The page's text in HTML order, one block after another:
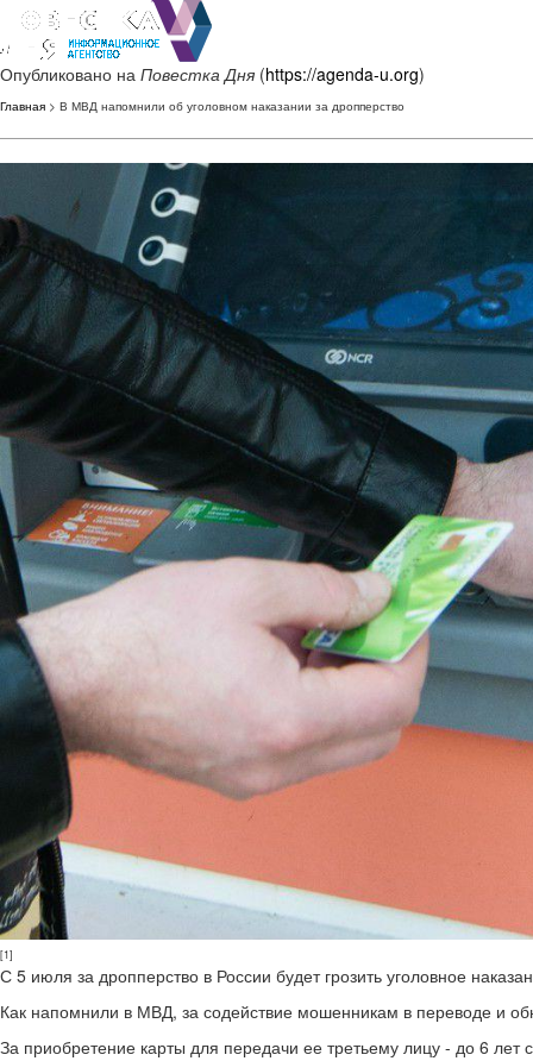
Опубликовано на Повестка Дня (https://agenda-u.org)
Главная > В МВД напомнили об уголовном наказании за дропперство
[1]
С 5 июля за дропперство в России будет грозить уголовное
Как напомнили в МВД, за содействие мошенникам в переводе и
За приобретение карты для передачи ее третьему лицу - до 6